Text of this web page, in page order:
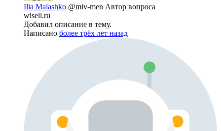
Ilia Malashko @miv-men Автор вопроса
wisell.ru
Добавил описание в тему.
Написано более трёх лет назад